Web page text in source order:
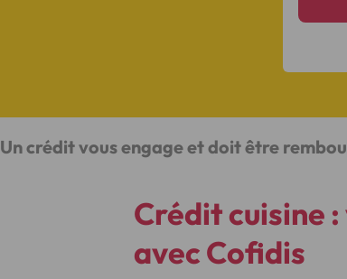
Un crédit vous engage et doit être
Crédit cuisine
avec Cofidis